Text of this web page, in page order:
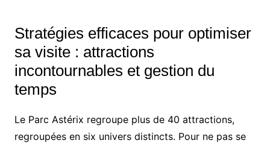
Stratégies efficaces pour optimiser
sa visite : attractions
incontournables et gestion du
temps
Le Parc Astérix regroupe plus de 40 attractions,
regroupées en six univers distincts. Pour ne pas se